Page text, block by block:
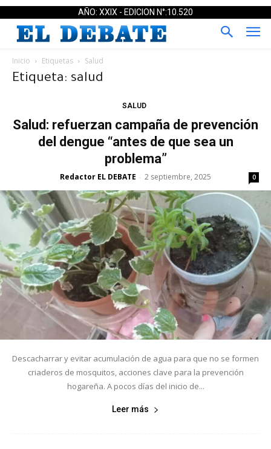
AÑO: XXIX - EDICION N°:10.520
Inicio Etiquetas Salud
Etiqueta: salud
SALUD
Salud: refuerzan campaña de prevención
del dengue “antes de que sea un
problema”
Redactor EL DEBATE - 2 septiembre, 2025 0
Descacharrar y evitar acumulación de agua para que no se formen
criaderos de mosquitos, acciones clave para la prevención
hogareña. A pocos días del inicio de...
Leer más